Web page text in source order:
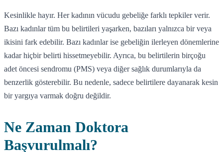
Kesinlikle hayır. Her kadının vücudu gebeliğe farklı tepkiler verir.
Bazı kadınlar tüm bu belirtileri yaşarken, bazıları yalnızca bir veya
ikisini fark edebilir. Bazı kadınlar ise gebeliğin ilerleyen dönemlerine
kadar hiçbir belirti hissetmeyebilir. Ayrıca, bu belirtilerin birçoğu
adet öncesi sendromu (PMS) veya diğer sağlık durumlarıyla da
benzerlik gösterebilir. Bu nedenle, sadece belirtilere dayanarak kesin
bir yargıya varmak doğru değildir.
Ne Zaman Doktora
Başvurulmalı?